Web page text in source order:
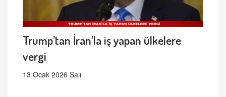
Trump’tan İran’la iş yapan ülkelere
vergi
13 Ocak 2026 Salı